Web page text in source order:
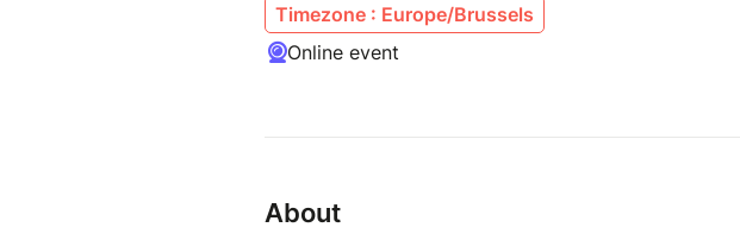
Timezone : Europe/Brussels
Online event
About